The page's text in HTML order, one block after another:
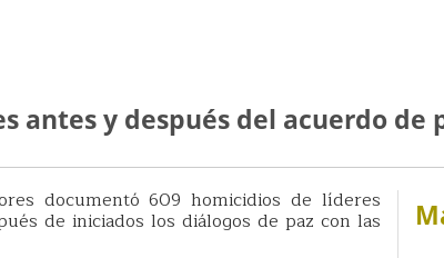
antes y después del acuerdo de
documentó 609 homicidios de líderes
de iniciados los diálogos de paz con las